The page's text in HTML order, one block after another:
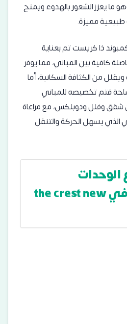
ما يعزز الشعور بالهدوء ويمنح
مميزة.
ذا كريست تم بعناية
كافية بين المباني، مما يوفر
من الكثافة السكانية، أما
فتم تخصيصه للمباني
شقق وفلل ودوبلكس، مع مراعاة
الذي يسهل الحركة والتنقل
الوحدات
ومساحاتها في the crest new